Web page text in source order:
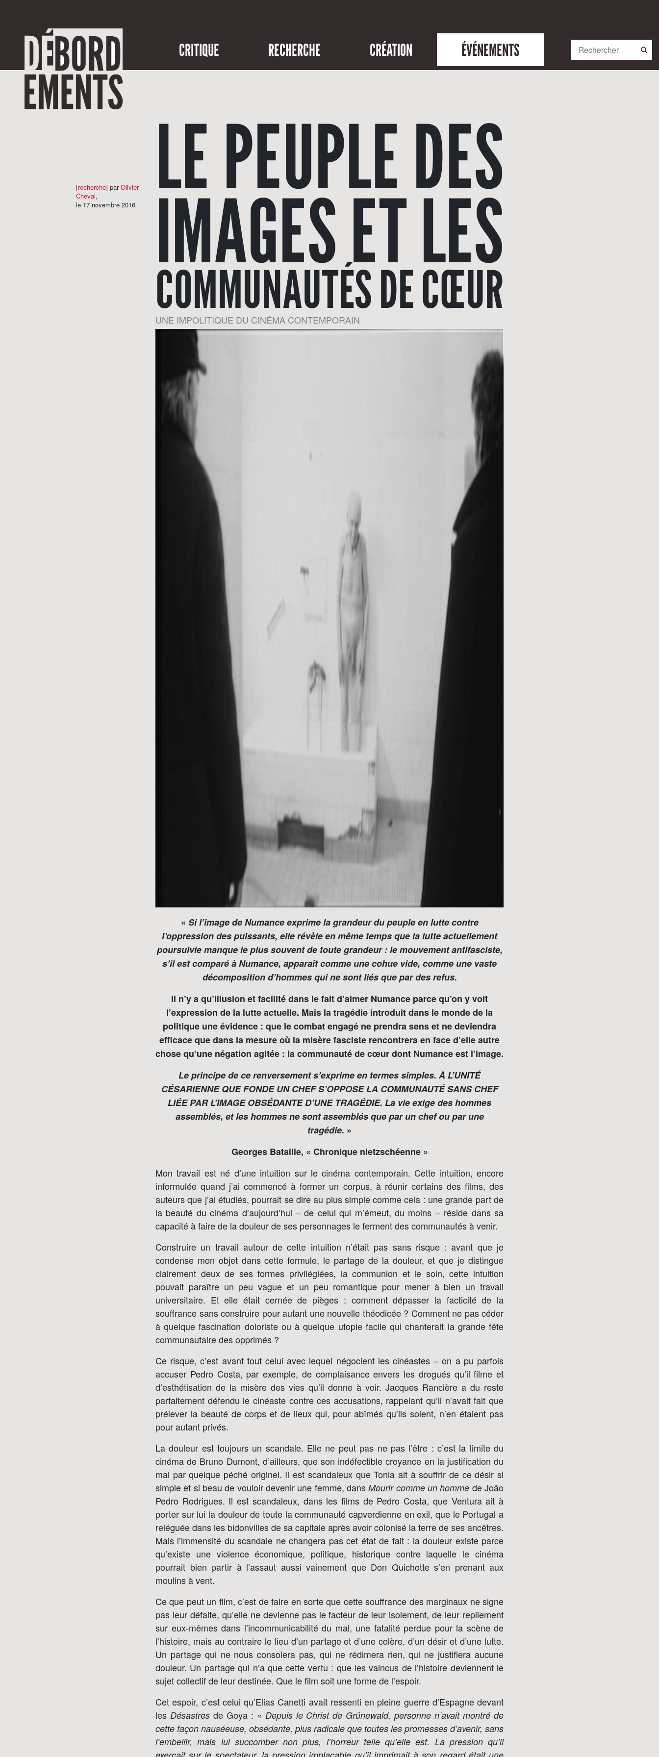
CRITIQUE RECHERCHE CRÉATION ÉVÉNEMENTS
LE PEUPLE DES
IMAGES ET LES
COMMUNAUTÉS DE CŒUR
UNE IMPOLITIQUE DU CINÉMA CONTEMPORAIN
[recherche] parOlivier
Cheval,
le 17 novembre 2016
« Si l’image de Numance exprime la grandeur du peuple en lutte contre
l’oppression des puissants, elle révèle en même temps que la lutte actuellement
poursuivie manque le plus souvent de toute grandeur : le mouvement antifasciste,
s’il est comparé à Numance, apparaît comme une cohue vide, comme une vaste
décomposition d’hommes qui ne sont liés que par des refus.
Il n’y a qu’illusion et facilité dans le fait d’aimer Numance parce qu’on y voit
l’expression de la lutte actuelle. Mais la tragédie introduit dans le monde de la
politique une évidence : que le combat engagé ne prendra sens et ne deviendra
efficace que dans la mesure où la misère fasciste rencontrera en face d’elle autre
chose qu’une négation agitée : la communauté de cœur dont Numance est l’image.
Le principe de ce renversement s’exprime en termes simples. À L’UNITÉ
CÉSARIENNE QUE FONDE UN CHEF S’OPPOSE LA COMMUNAUTÉ SANS CHEF
LIÉE PAR L’IMAGE OBSÉDANTE D’UNE TRAGÉDIE. La vie exige des hommes
assemblés, et les hommes ne sont assemblés que par un chef ou par une
tragédie. »
Georges Bataille, « Chronique nietzschéenne »
Mon travail est né d’une intuition sur le cinéma contemporain. Cette intuition, encore
informulée quand j’ai commencé à former un corpus, à réunir certains des films, des
auteurs que j’ai étudiés, pourrait se dire au plus simple comme cela : une grande part de
la beauté du cinéma d’aujourd’hui – de celui qui m’émeut, du moins – réside dans sa
capacité à faire de la douleur de ses personnages le ferment des communautés à venir.
Construire un travail autour de cette intuition n’était pas sans risque : avant que je
condense mon objet dans cette formule, le partage de la douleur, et que je distingue
clairement deux de ses formes privilégiées, la communion et le soin, cette intuition
pouvait paraître un peu vague et un peu romantique pour mener à bien un travail
universitaire. Et elle était cernée de pièges : comment dépasser la facticité de la
souffrance sans construire pour autant une nouvelle théodicée ? Comment ne pas céder
à quelque fascination doloriste ou à quelque utopie facile qui chanterait la grande fête
communautaire des opprimés ?
Ce risque, c’est avant tout celui avec lequel négocient les cinéastes – on a pu parfois
accuser Pedro Costa, par exemple, de complaisance envers les drogués qu’il filme et
d’esthétisation de la misère des vies qu’il donne à voir. Jacques Rancière a du reste
parfaitement défendu le cinéaste contre ces accusations, rappelant qu’il n’avait fait que
prélever la beauté de corps et de lieux qui, pour abîmés qu’ils soient, n’en étaient pas
pour autant privés.
La douleur est toujours un scandale. Elle ne peut pas ne pas l’être : c’est la limite du
cinéma de Bruno Dumont, d’ailleurs, que son indéfectible croyance en la justification du
mal par quelque péché originel. Il est scandaleux que Tonia ait à souffrir de ce désir si
simple et si beau de vouloir devenir une femme, dansMourir comme un homme de João
Pedro Rodrigues. Il est scandaleux, dans les films de Pedro Costa, que Ventura ait à
porter sur lui la douleur de toute la communauté capverdienne en exil, que le Portugal a
reléguée dans les bidonvilles de sa capitale après avoir colonisé la terre de ses ancêtres.
Mais l’immensité du scandale ne changera pas cet état de fait : la douleur existe parce
qu’existe une violence économique, politique, historique contre laquelle le cinéma
pourrait bien partir à l’assaut aussi vainement que Don Quichotte s’en prenant aux
moulins à vent.
Ce que peut un film, c’est de faire en sorte que cette souffrance des marginaux ne signe
pas leur défaite, qu’elle ne devienne pas le facteur de leur isolement, de leur repliement
sur eux-mêmes dans l’incommunicabilité du mal, une fatalité perdue pour la scène de
l’histoire, mais au contraire le lieu d’un partage et d’une colère, d’un désir et d’une lutte.
Un partage qui ne nous consolera pas, qui ne rédimera rien, qui ne justifiera aucune
douleur. Un partage qui n’a que cette vertu : que les vaincus de l’histoire deviennent le
sujet collectif de leur destinée. Que le film soit une forme de l’espoir.
Cet espoir, c’est celui qu’Elias Canetti avait ressenti en pleine guerre d’Espagne devant
les Désastresde Goya : « Depuis le Christ de Grünewald, personne n’avait montré de
cette façon nauséeuse, obsédante, plus radicale que toutes les promesses d’avenir, sans
l’embellir, mais lui succomber non plus, l’horreur telle qu’elle est. La pression qu’il